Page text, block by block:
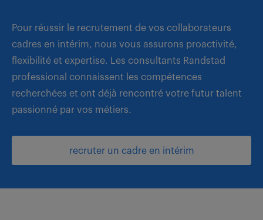
Pour réussir le recrutement de vos collaborateurs
cadres en intérim, nous vous assurons proactivité,
flexibilité et expertise. Les consultants Randstad
professional connaissent les compétences
recherchées et ont déjà rencontré votre futur talent
passionné par vos métiers.
recruter un cadre en intérim